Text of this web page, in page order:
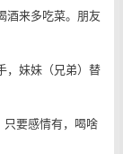
酒来多吃菜。朋友
，妹妹（兄弟）替
要感情有，喝啥